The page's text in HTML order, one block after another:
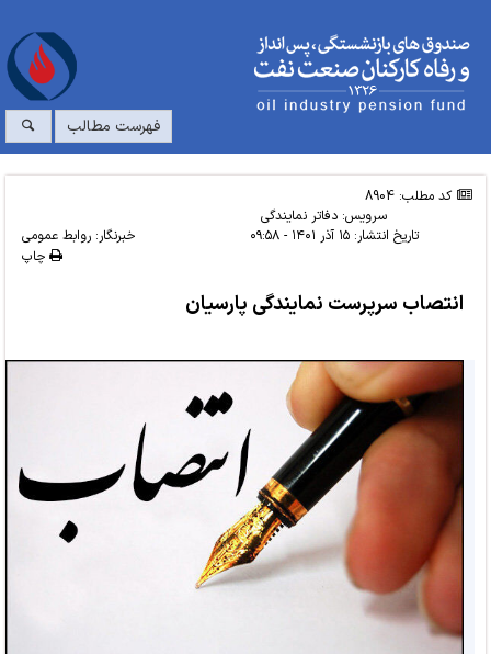
فهرست مطالب
کد مطلب: 8904
سرویس:دفاتر نمایندگی
تاریخ انتشار: ۱۵ آذر ۱۴۰۱ - ۰۹:۵۸
خبرنگار: روابط عمومی
چاپ
انتصاب سرپرست نمایندگی پارسیان